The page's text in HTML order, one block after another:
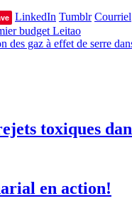
LinkedIn Tumblr Courriel
budget Leitao
des gaz à effet de serre
toxiques
en action!